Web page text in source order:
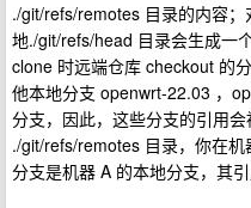
./git/refs/remotes 目录的内容
地./git/refs/head 目录会生成一
clone 时远端仓库 checkout 的
他本地分支 openwrt-22.03 ，
分支，因此，这些分支的引用
./git/refs/remotes 目录，你在
分支是机器 A 的本地分支，其